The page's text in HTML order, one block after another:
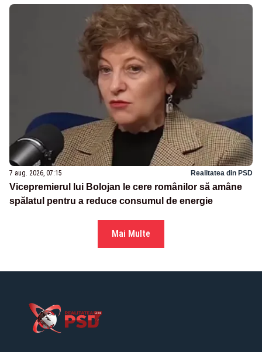
7 aug. 2026, 07:15 Realitatea din PSD
Vicepremierul lui Bolojan le cere românilor să amâne
spălatul pentru a reduce consumul de energie
Mai Multe